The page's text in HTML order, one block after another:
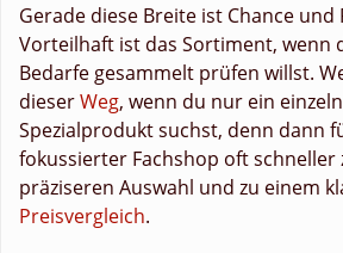
Gerade diese Breite ist Chance und
Vorteilhaft ist das Sortiment, wenn
Bedarfe gesammelt prüfen willst.
dieserWeg, wenn du nur ein
Spezialprodukt suchst, denn dann
fokussierter Fachshop oft schneller
präziseren Auswahl und zu einem
Preisvergleich.